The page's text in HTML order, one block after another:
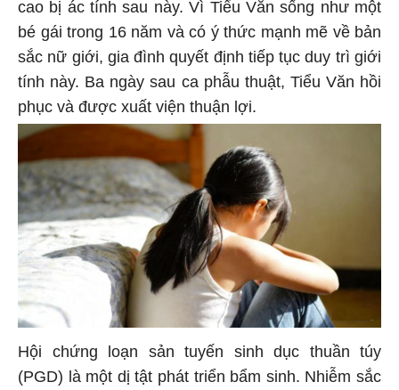
cao bị ác tính sau này. Vì Tiểu Văn sống như một
bé gái trong 16 năm và có ý thức mạnh mẽ về bản
sắc nữ giới, gia đình quyết định tiếp tục duy trì giới
tính này. Ba ngày sau ca phẫu thuật, Tiểu Văn hồi
phục và được xuất viện thuận lợi.
Hội chứng loạn sản tuyến sinh dục thuần túy
(PGD) là một dị tật phát triển bẩm sinh. Nhiễm sắc